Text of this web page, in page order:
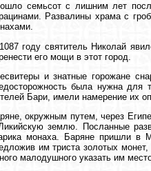
семьсот с лишним лет
Развалины храма с
году святитель Николай
его мощи в этот город.
и знатные горожане
была нужна для
Бари, имели намерение их
окружным путем, через
землю. Посланные
монаха. Баряне пришли в
им триста золотых
малодушного указать им